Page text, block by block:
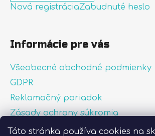
Táto stránka používa cookies na
Nová registráciaZabudnuté heslo
Informácie pre vás
Všeobecné obchodné podmienky
GDPR
Reklamačný poriadok
Zásady ochrany súkromia
Zásady používania súborov